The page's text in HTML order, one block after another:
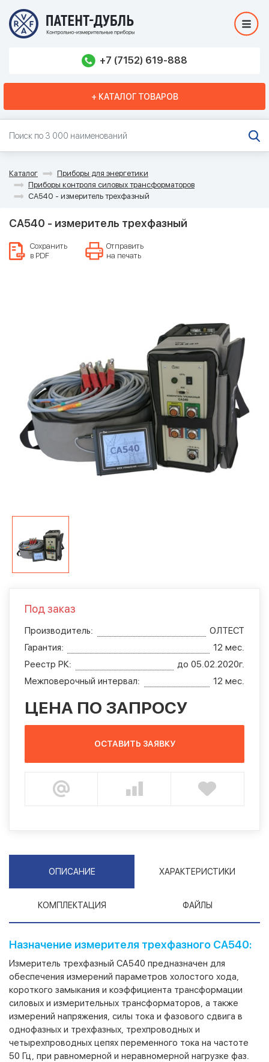
+7 (7152) 619-888
+ КАТАЛОГ ТОВАРОВ
Каталог
Приборы для энергетики
Приборы контроля силовых трансформаторов
СА540 - измеритель трехфазный
СА540 - измеритель трехфазный
Сохранить
в PDF
Отправить
на печать
Под заказ
Производитель:
ОЛТЕСТ
Гарантия:
12 мес.
Реестр РК:
до 05.02.2020г.
Межповерочный интервал:
12 мес.
ЦЕНА ПО ЗАПРОСУ
ОСТАВИТЬ ЗАЯВКУ
ОПИСАНИЕ ХАРАКТЕРИСТИКИ
КОМПЛЕКТАЦИЯ ФАЙЛЫ
Назначение измерителя трехфазного СА540:
Измеритель трехфазный СА540 предназначен для
обеспечения измерений параметров холостого хода,
короткого замыкания и коэффициента трансформации
силовых и измерительных трансформаторов, а также
измерений напряжения, силы тока и фазового сдвига в
однофазных и трехфазных, трехпроводных и
четырехпроводных цепях переменного тока на частоте
50 Гц, при равномерной и неравномерной нагрузке фаз.